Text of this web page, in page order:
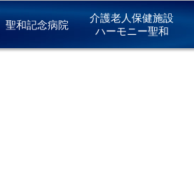
聖和記念病院
介護老人保健施設
ハーモニー聖和